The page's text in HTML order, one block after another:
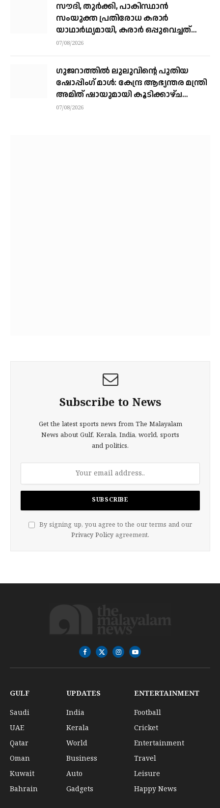
സൗദി, തുര്‍ക്കി, പാകിസ്ഥാന്‍
സംയുക്ത പ്രതിരോധ കരാര്‍
യാഥാര്‍ഥ്യമായി, കരാര്‍ ഒപ്പുവെച്ചത്
വിശുദ്ധ ഹറമിന്റെ ചാരത്ത്
07/08/2026
ഗുജറാത്തിൽ ലുലുവിന്റെ പുതിയ
ഷോപ്പിംഗ് മാൾ: കേന്ദ്ര ആഭ്യന്തര മന്ത്രി
അമിത് ഷായുമായി കൂടിക്കാഴ്ച
നടത്തി എം.എ യൂസഫലി
07/08/2026
Subscribe to News
Get the latest sports news from The Malayalam
News about Gulf, Kerala, India, world, sports
and politics.
By signing up, you agree to the our terms and our
Privacy Policy agreement.
Facebook
X
(Twitter)
InstagramYouTube
GULF
Saudi
UAE
Qatar
Oman
Kuwait
Bahrain
UPDATES
India
Kerala
World
Business
Auto
Gadgets
ENTERTAINMENT
Football
Cricket
Entertainment
Travel
Leisure
Happy News